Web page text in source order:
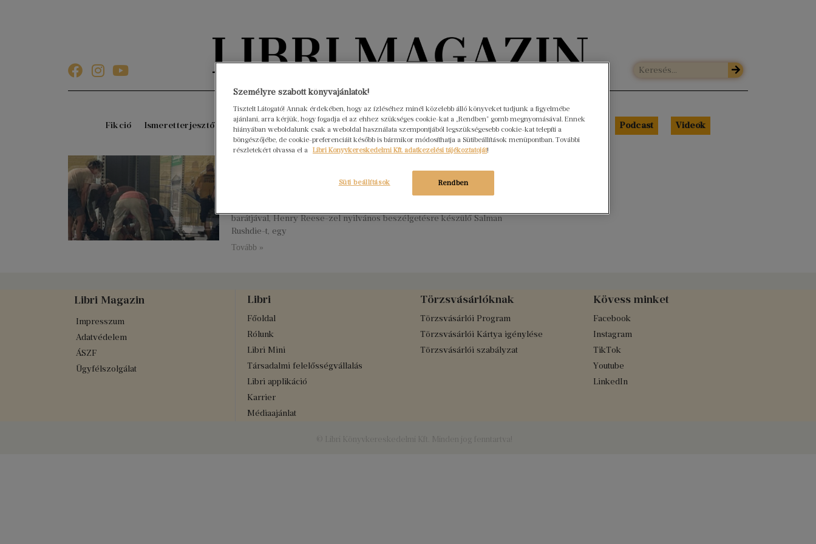
Könyvektől az olvasókig
Fikció Ismeretterjesztő Gyerekkönyvek Interjúk Beleolvasó A hónap könyvei HÍREK Libri Portré Podcast Videók
Nincs hozzászólás
2022. augusztus 12-én 10:47-kor egy amerikai, New York államban
barátjával, Henry Reese-zel nyilvános beszélgetésre készülő Salman
Rushdie-t, egy
Tovább »
Libri Magazin
Impresszum
Adatvédelem
ÁSZF
Ügyfélszolgálat
Libri
Főoldal
Rólunk
Libri Mini
Társadalmi felelősségvállalás
Libri applikáció
Karrier
Médiaajánlat
Törzsvásárlóknak
Törzsvásárlói Program
Törzsvásárlói Kártya igénylése
Törzsvásárlói szabályzat
Kövess minket
Facebook
Instagram
TikTok
Youtube
LinkedIn
Személyre szabott könyvajánlatok!
Tisztelt Látogató! Annak érdekében, hogy az ízléséhez minél közelebb álló könyveket tudjunk a figyelmébe
ajánlani, arra kérjük, hogy fogadja el az ehhez szükséges cookie-kat a „Rendben” gomb megnyomásával. Ennek
hiányában weboldalunk csak a weboldal használata szempontjából legszükségesebb cookie-kat telepíti a
böngészőjébe, de cookie-preferenciáit később is bármikor módosíthatja a Sütibeállítások menüpontban. További
részletekért olvassa el a Libri Könyvkereskedelmi Kft. adatkezelési tájékoztatóját!
Rendben
Süti beállítások